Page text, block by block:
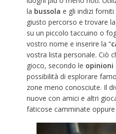
la bussola e gli indizi forniti
giusto percorso e trovare
su un piccolo taccuino o
vostro nome e inserire la “
vostra lista personale. Ciò
gioco, secondo le opinioni
possibilità di esplorare
zone meno conosciute. Il
nuove con amici e altri
faticose camminate